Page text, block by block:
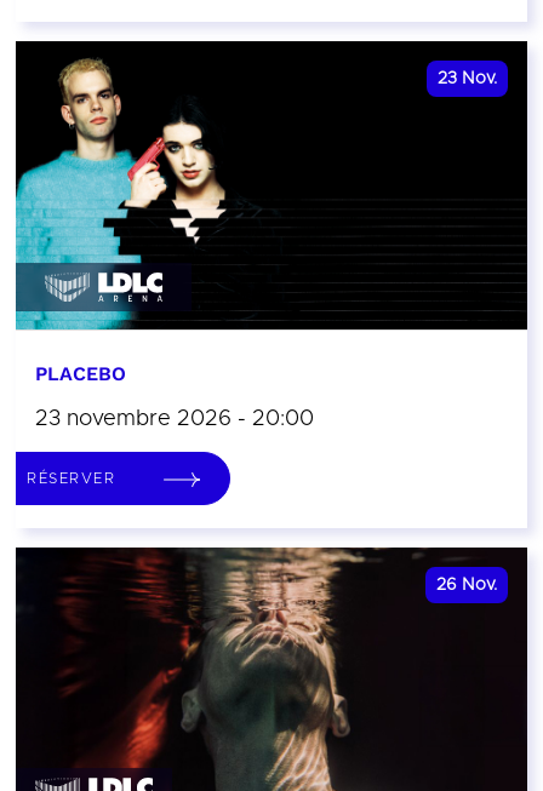
23 Nov.
PLACEBO
23 novembre 2026 - 20:00
RÉSERVER
26 Nov.